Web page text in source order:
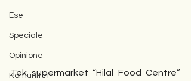
Ese
Speciale
Opinione
Komunitet
Tek supermarket “Hilal Food Centre”